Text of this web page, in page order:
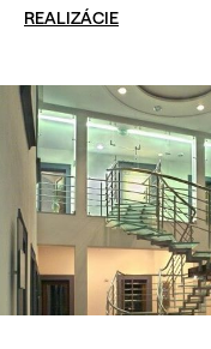
REALIZÁCIE